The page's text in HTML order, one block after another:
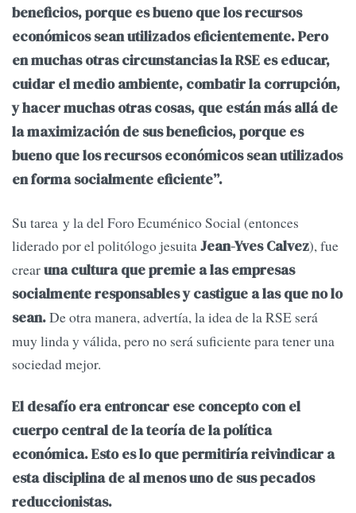
beneficios, porque es bueno que los recursos
económicos sean utilizados eficientemente. Pero
en muchas otras circunstancias la RSE es educar,
cuidar el medio ambiente, combatir la corrupción,
y hacer muchas otras cosas, que están más allá de
la maximización de sus beneficios, porque es
bueno que los recursos económicos sean utilizados
en forma socialmente eficiente”.
Su tarea y la del Foro Ecuménico Social (entonces
liderado por el politólogo jesuitaJean-Yves Calvez), fue
crearuna cultura que premie a las empresas
socialmente responsables y castigue a las que no lo
sean.De otra manera, advertía, la idea de la RSE será
muy linda y válida, pero no será suficiente para tener una
sociedad mejor.
El desafío era entroncar ese concepto con el
cuerpo central de la teoría de la política
económica. Esto es lo que permitiría reivindicar a
esta disciplina de al menos uno de sus pecados
reduccionistas.